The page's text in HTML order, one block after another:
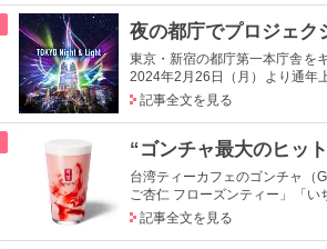
東京・新宿の都庁第一本庁舎を
2024年2月26日（月）より通年
記事全文を見る
台湾ティーカフェのゴンチャ（
ご杏仁 フローズンティー」「い
記事全文を見る